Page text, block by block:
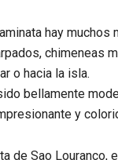
hay muchos
chimeneas
o hacia la isla.
bellamente
y